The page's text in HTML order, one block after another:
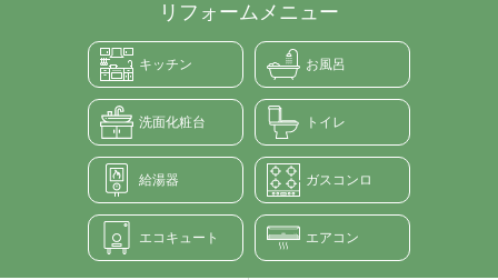
リフォームメニュー
キッチン お風呂
洗面化粧台 トイレ
給湯器 ガスコンロ
エコキュート エアコン